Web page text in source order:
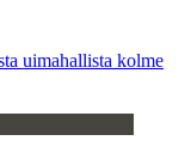
uimahallista kolme